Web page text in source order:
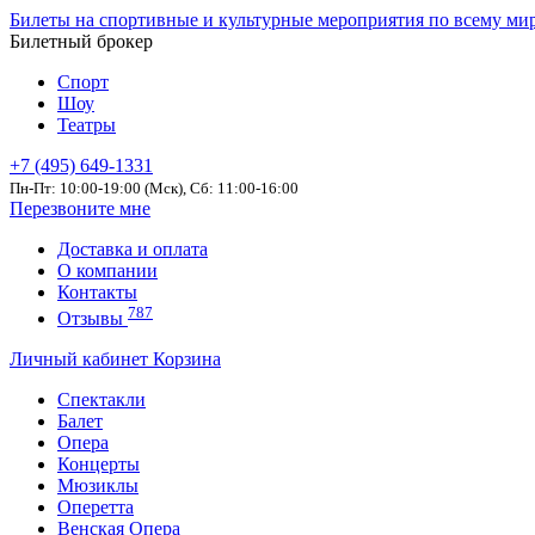
Билеты на спортивные и культурные мероприятия по всему
Билетный брокер
Спорт
Шоу
Театры
+7 (495) 649-1331
Пн-Пт: 10:00-19:00 (Мск), Сб: 11:00-16:00
Перезвоните мне
Доставка и оплата
О компании
Контакты
Отзывы 787
Личный кабинет Корзина
Спектакли
Балет
Опера
Концерты
Мюзиклы
Оперетта
Венская Опера